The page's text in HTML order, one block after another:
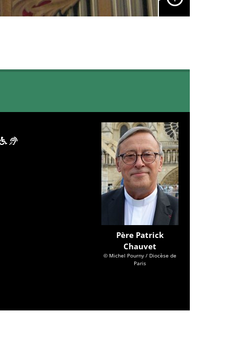
Père Patrick
Chauvet
© Michel Pourny / Diocèse de
Paris